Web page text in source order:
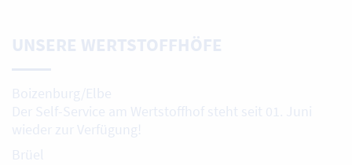
UNSERE WERTSTOFFHÖFE
Boizenburg/Elbe
Der Self-Service am Wertstoffhof steht seit 01. Juni
wieder zur Verfügung!
Brüel